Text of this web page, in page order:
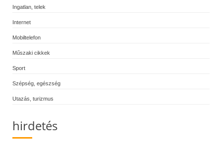
Ingatlan, telek
Internet
Mobiltelefon
Műszaki cikkek
Sport
Szépség, egészség
Utazás, turizmus
hirdetés